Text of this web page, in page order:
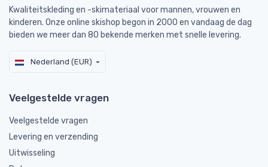
Kwaliteitskleding en -skimateriaal voor mannen, vrouwen en
kinderen. Onze online skishop begon in 2000 en vandaag de dag
bieden we meer dan 80 bekende merken met snelle levering.
Nederland (EUR)
Veelgestelde vragen
Veelgestelde vragen
Levering en verzending
Uitwisseling